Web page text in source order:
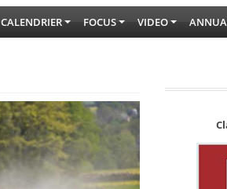
CALENDRIER FOCUS VIDEO